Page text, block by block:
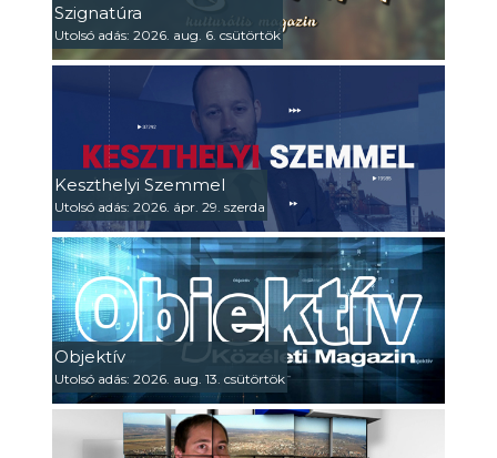
Szignatúra
Utolsó adás: 2026. aug. 6. csütörtök
Keszthelyi Szemmel
Utolsó adás: 2026. ápr. 29. szerda
Objektív
Utolsó adás: 2026. aug. 13. csütörtök